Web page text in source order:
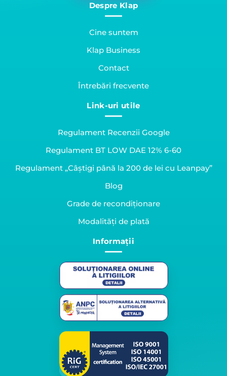
Despre Klap
Cine suntem
Klap Business
Contact
Întrebări frecvente
Link-uri utile
Regulament Recenzii Google
Regulament BT LOW DAE 12% 6-60
Regulament „Câștigi până la 200 de lei cu Leanpay”
Blog
Grade de recondiționare
Modalități de plată
Informații